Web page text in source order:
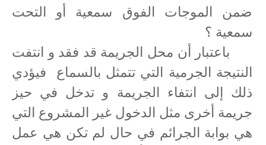
ضمن الموجات الفوق سمعية أو التحت
سمعية ؟
باعتبار أن محل الجريمة قد فقد و انتفت
النتيجة الجرمية التي تتمثل بالسماع
فيؤدي
ذلك إلى انتفاء الجريمة و تدخل في حيز
جريمة أخرى مثل الدخول غير المشروع التي
هي بوابة الجرائم في حال لم تكن هي عمل